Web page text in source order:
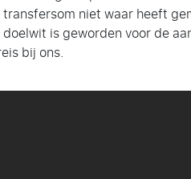
niet waar heeft
is geworden voor de
bij ons.